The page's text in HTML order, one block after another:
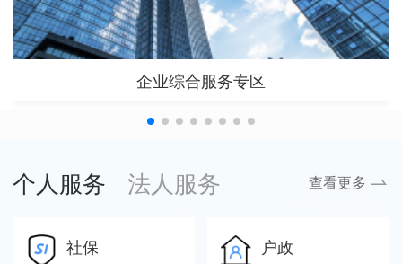
企业综合服务专区
个人服务 法人服务 查看更多
社保
户政